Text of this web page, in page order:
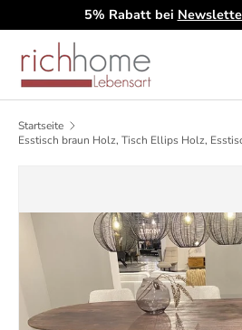
Direkt zum Inhalt
5% Rabatt bei
Suchen
Art
Startseite
Esstisch braun Holz, Tisch Ellips Holz,